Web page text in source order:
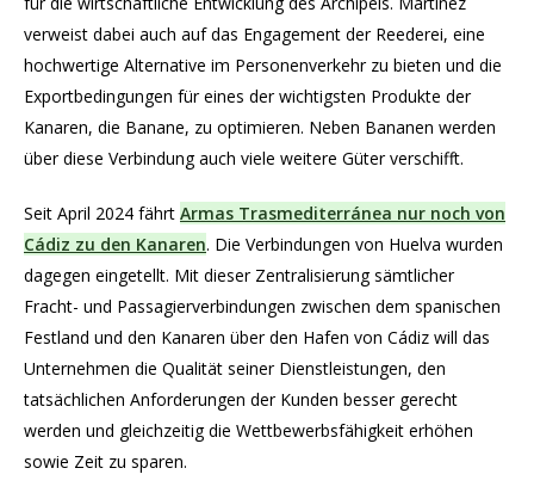
verweist dabei auch auf das Engagement der Reederei, eine
hochwertige Alternative im Personenverkehr zu bieten und die
Exportbedingungen für eines der wichtigsten Produkte der
Kanaren, die Banane, zu optimieren. Neben Bananen werden
über diese Verbindung auch viele weitere Güter verschifft.
Seit April 2024 fährt Armas Trasmediterránea nur noch von
Cádiz zu den Kanaren. Die Verbindungen von Huelva wurden
dagegen eingetellt. Mit dieser Zentralisierung sämtlicher
Fracht- und Passagierverbindungen zwischen dem spanischen
Festland und den Kanaren über den Hafen von Cádiz will das
Unternehmen die Qualität seiner Dienstleistungen, den
tatsächlichen Anforderungen der Kunden besser gerecht
werden und gleichzeitig die Wettbewerbsfähigkeit erhöhen
sowie Zeit zu sparen.